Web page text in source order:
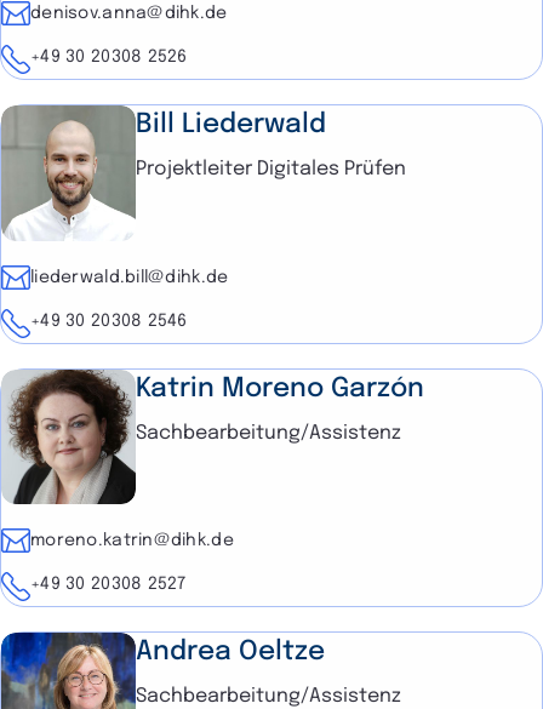
E-Maildenisov.anna@dihk.de
Telefon
+49 30 20308 2526
Bill Liederwald
Projektleiter Digitales Prüfen
E-Mailliederwald.bill@dihk.de
Telefon
+49 30 20308 2546
Katrin Moreno Garzón
Sachbearbeitung/Assistenz
E-Mailmoreno.katrin@dihk.de
Telefon
+49 30 20308 2527
Andrea Oeltze
Sachbearbeitung/Assistenz